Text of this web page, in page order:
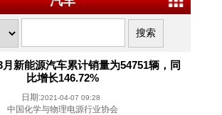
月新能源汽车累计销量为54751辆，同
比增长146.72%
日期:2021-04-07 09:28
中国化学与物理电源行业协会